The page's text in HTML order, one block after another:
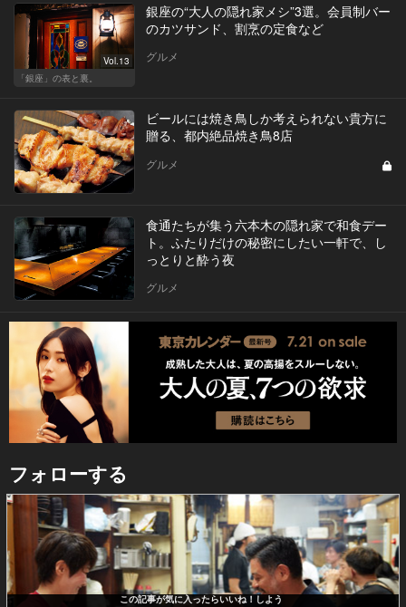
Vol.13
「銀座」の表と裏。
銀座の“大人の隠れ家メシ”3選。会員制バー
のカツサンド、割烹の定食など
グルメ
ビールには焼き鳥しか考えられない貴方に
贈る、都内絶品焼き鳥8店
グルメ
食通たちが集う六本木の隠れ家で和食デー
ト。ふたりだけの秘密にしたい一軒で、し
っとりと酔う夜
グルメ
フォローする
この記事が気に入ったらいいね！しよう